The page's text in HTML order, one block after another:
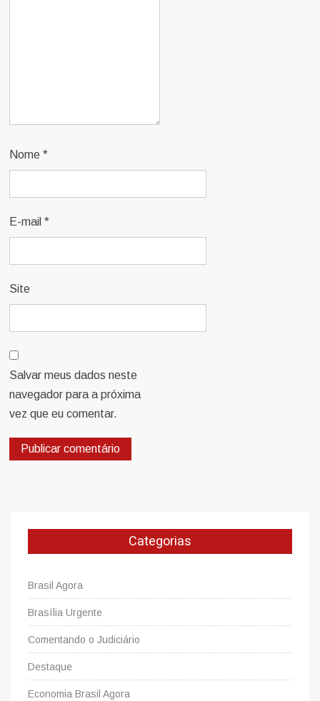
Nome*
E-mail*
Site
Salvar meus dados neste
navegador para a próxima
vez que eu comentar.
Categorias
Brasil Agora
Brasília Urgente
Comentando o Judiciário
Destaque
Economia Brasil Agora